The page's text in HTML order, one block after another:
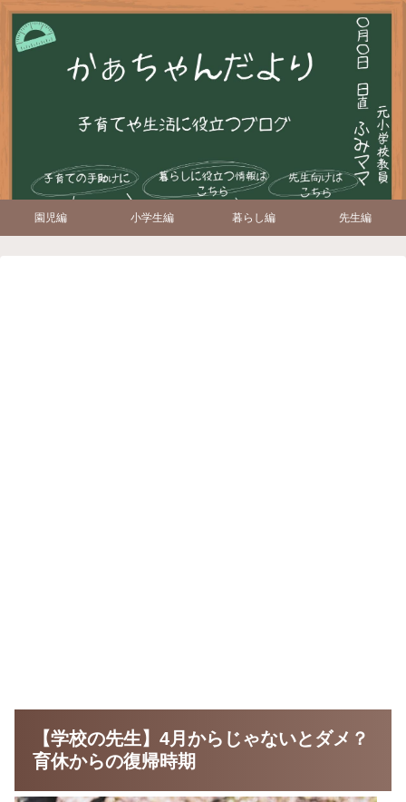
園児編 小学生編 暮らし編 先生編
【学校の先生】4月からじゃないとダメ？
育休からの復帰時期